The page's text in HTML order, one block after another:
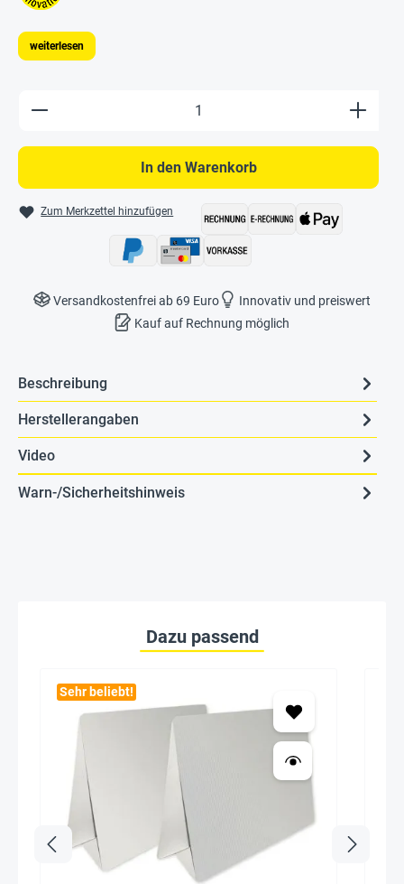
weiterlesen
Produkt Anzahl: Gib den gewünschten
In den Warenkorb
Zum Merkzettel hinzufügen
Versandkostenfrei ab 69 Euro
Innovativ und preiswert
Kauf auf Rechnung möglich
Beschreibung
Herstellerangaben
Video
Warn-/Sicherheitshinweis
Dazu passend
Sehr beliebt!